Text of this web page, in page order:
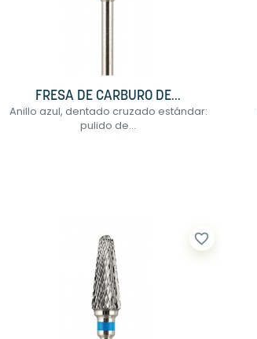
FRESA DE CARBURO DE...
Anillo azul, dentado cruzado estándar:
pulido de...
favorite_border